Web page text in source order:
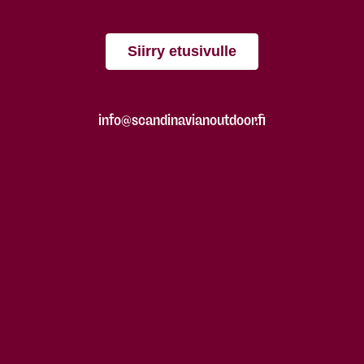
Siirry etusivulle
info@scandinavianoutdoor.fi